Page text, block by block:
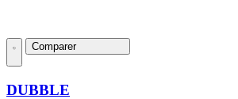
Comparer
DUBBLE